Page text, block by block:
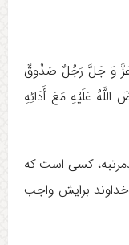
عَزَّ وَ جَلَّ رَجُلٌ صَدُوقٌ
عَلَيْهِ مَعَ أَدَائِهِ
کسی است که
برایش واجب